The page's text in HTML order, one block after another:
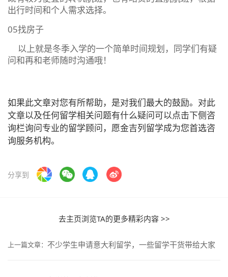
出行时间和个人需求选择。
05找房子
以上就是冬季入学的一个简单时间规划，同学们有疑
问和再和老师随时沟通哦！
如果此文章对您有所帮助，是对我们最大的鼓励。对此
文章以及任何留学相关问题有什么疑问可以点击下侧咨
询栏询问专业的留学顾问，愿金吉列留学成为您首选咨
询服务机构。
分享到
去主页浏览TA的更多精彩内容 >>
上一篇文章： 不少学生申请意大利留学，一些留学干货带给大家